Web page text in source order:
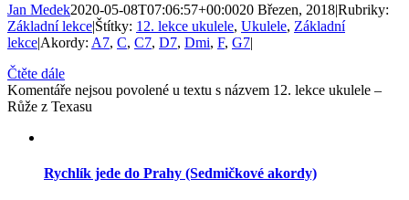
Jan Medek2020-05-08T07:06:57+00:0020 Březen, 2018|Rubriky:
Základní lekce|Štítky: 12. lekce ukulele, Ukulele, Základní
lekce|Akordy: A7, C, C7, D7, Dmi, F, G7|
Čtěte dále
Komentáře nejsou povolené u textu s názvem 12. lekce ukulele –
Růže z Texasu
Rychlík jede do Prahy (Sedmičkové akordy)